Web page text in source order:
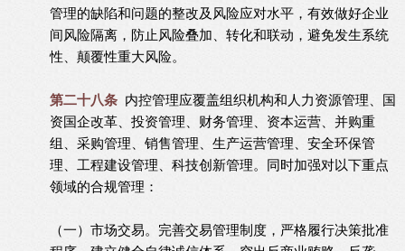
管理的缺陷和问题的整改及风险应对水平，有效做好企业
间风险隔离，防止风险叠加、转化和联动，避免发生系统
性、颠覆性重大风险。
第二十八条 内控管理应覆盖组织机构和人力资源管理、国
资国企改革、投资管理、财务管理、资本运营、并购重
组、采购管理、销售管理、生产运营管理、安全环保管
理、工程建设管理、科技创新管理。同时加强对以下重点
领域的合规管理：
（一）市场交易。完善交易管理制度，严格履行决策批准